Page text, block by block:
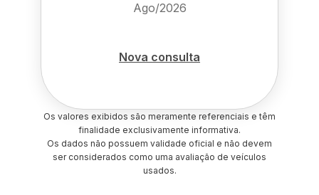
Ago/2026
Nova consulta
Os valores exibidos são meramente referenciais e têm
finalidade exclusivamente informativa.
Os dados não possuem validade oficial e não devem
ser considerados como uma avaliação de veículos
usados.